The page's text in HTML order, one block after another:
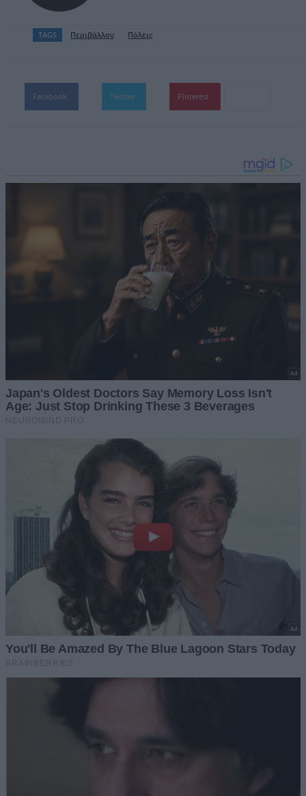
TAGS Περιβάλλον Πόλεις
Facebook Twitter Pinterest